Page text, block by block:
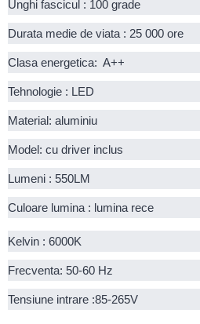
Unghi fascicul : 100 grade
Durata medie de viata : 25 000 ore
Clasa energetica:  A++
Tehnologie : LED
Material: aluminiu
Model: cu driver inclus
Lumeni : 550LM
Culoare lumina : lumina rece
Kelvin : 6000K
Frecventa: 50-60 Hz
Tensiune intrare :85-265V